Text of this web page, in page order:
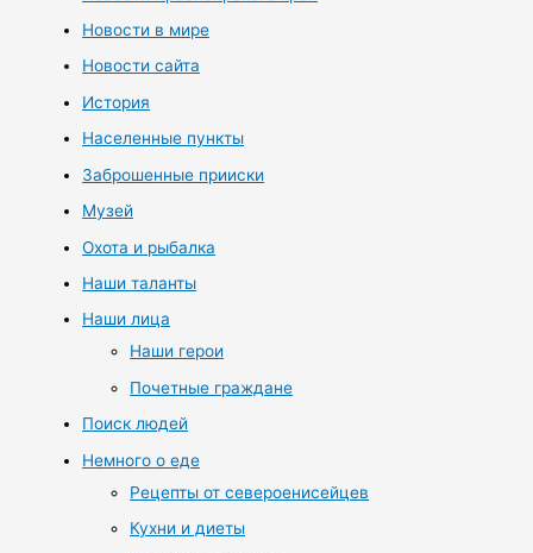
Новости в мире
Новости сайта
История
Населенные пункты
Заброшенные прииски
Музей
Охота и рыбалка
Наши таланты
Наши лица
Наши герои
Почетные граждане
Поиск людей
Немного о еде
Рецепты от североенисейцев
Кухни и диеты